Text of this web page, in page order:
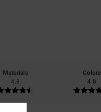
Materiale
4.8
Colore
4.8